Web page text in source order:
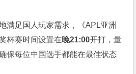
满足国人玩家需求，《APL亚洲
杯赛时间设置在晚21:00开打，量
保每位中国选手都能在最佳状态